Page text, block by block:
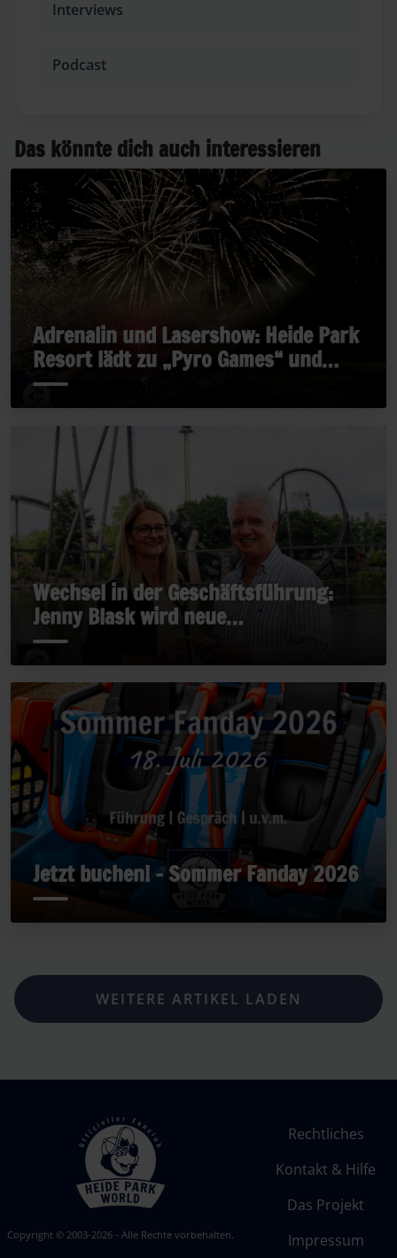
Interviews
Podcast
Das könnte dich auch interessieren
Adrenalin und Lasershow: Heide Park
Resort lädt zu „Pyro Games“ und
„Late Rides“
Wechsel in der Geschäftsführung:
Jenny Blask wird neue
Geschäftsführerin
Jetzt buchen! - Sommer Fanday 2026
WEITERE ARTIKEL LADEN
Copyright © 2003-2026 - Alle Rechte vorbehalten.
Rechtliches
Kontakt & Hilfe
Das Projekt
Impressum